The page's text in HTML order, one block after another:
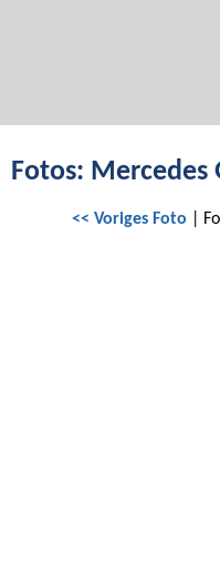
Fotos: Mercedes
<< Voriges Foto |